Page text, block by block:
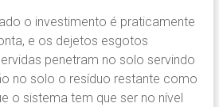
o investimento é praticamente
e os dejetos esgotos
penetram no solo servindo
no solo o resíduo restante como
o sistema tem que ser no nível